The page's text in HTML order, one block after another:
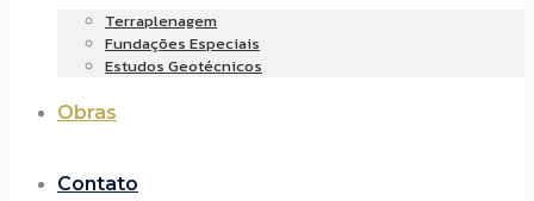
Terraplenagem
Fundações Especiais
Estudos Geotécnicos
Obras
Contato